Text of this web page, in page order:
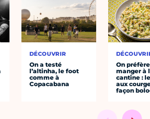
DÉCOUVRIR
On a testé
l’altinha, le foot
comme à
Copacabana
On préfère
manger à
cantine :
aux
façon